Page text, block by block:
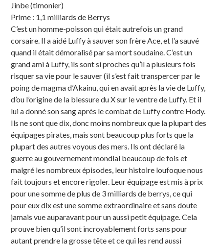
Jinbe (timonier)
Prime : 1,1 milliards de Berrys
C’est un homme-poisson qui était autrefois un grand
corsaire. Il a aidé Luffy à sauver son frère Ace, et l’a sauvé
quand il était démoralisé par sa mort soudaine. C’est un
grand ami à Luffy, ils sont si proches qu’il a plusieurs fois
risquer sa vie pour le sauver (il s’est fait transpercer par le
poing de magma d’Akainu, qui en avait après la vie de Luffy,
d’ou l’origine de la blessure du X sur le ventre de Luffy. Et il
lui a donné son sang après le combat de Luffy contre Hody.
Ils ne sont que dix, donc moins nombreux que la plupart des
équipages pirates, mais sont beaucoup plus forts que la
plupart des autres voyous des mers. Ils ont déclaré la
guerre au gouvernement mondial beaucoup de fois et
malgré les nombreux épisodes, leur histoire loufoque nous
fait toujours et encore rigoler. Leur équipage est mis à prix
pour une somme de plus de 3 milliards de berrys, ce qui
pour eux dix est une somme extraordinaire et sans doute
jamais vue auparavant pour un aussi petit équipage. Cela
prouve bien qu’il sont incroyablement forts sans pour
autant prendre la grosse tête et ce qui les rend aussi